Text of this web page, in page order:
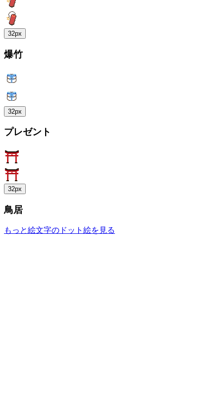
32px
爆竹
32px
プレゼント
32px
鳥居
もっと絵文字のドット絵を見る